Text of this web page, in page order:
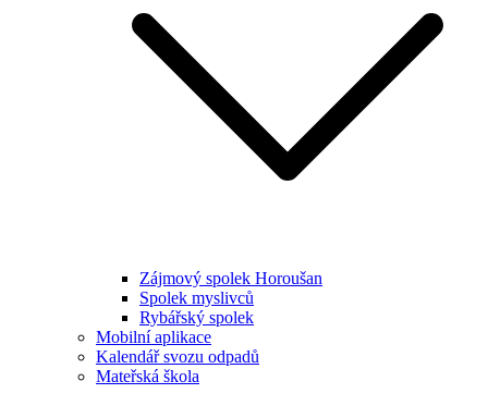
Zájmový spolek Horoušan
Spolek myslivců
Rybářský spolek
Mobilní aplikace
Kalendář svozu odpadů
Mateřská škola